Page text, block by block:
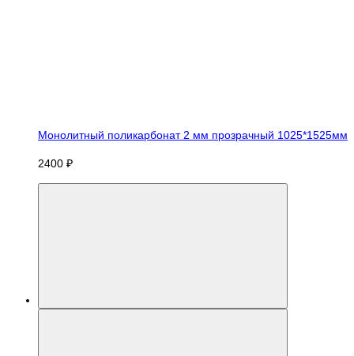
Монолитный поликарбонат 2 мм прозрачный 1025*1525мм
2400 ₽